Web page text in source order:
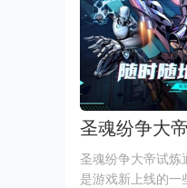
圣魂纷争大
试炼通关攻
圣魂纷争大帝试炼
是游戏新上线的一